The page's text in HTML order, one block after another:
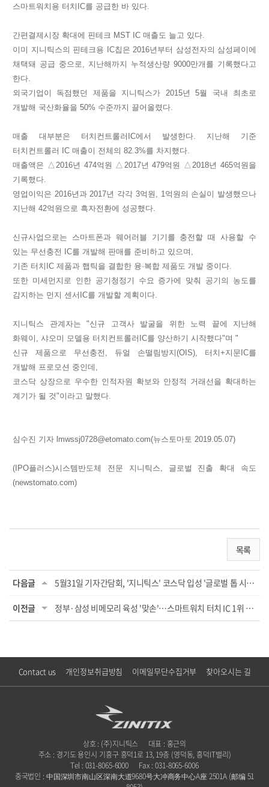
스마트워치용 터치IC를 공급한 바 있다.
간편결제시장 확대에 핀테크 MST IC 매출도 늘고 있다.
이미 지니틱스의 핀테크용 IC칩은 2016년부터 삼성전자의 삼성페이에
채택돼 공급 중으로, 지난해까지 누적생산량 9000만개를 기록했다고
한다.
외국기업이 독점했던 제품을 지니틱스가 2015년 5월 국내 최초로
개발해 국산화율을 50% 수준까지 끌어올렸다.
매출 대부분은 터치컨트롤러IC에서 발생한다. 지난해 기준
터치컨트롤러 IC 매출이 전체의 82.3%를 차지했다.
매출액은 △2016년 474억원 △2017년 479억원 △2018년 465억원을
기록했다.
영업이익은 2016년과 2017년 각각 3억원, 1억원의 손실이 발생했으나
지난해 42억원으로 흑자전환에 성공했다.
신규사업으로는 스마트폰과 웨어러블 기기를 충전할 때 사용할 수
있는 무선충전 IC를 개발해 판매를 준비하고 있으며,
기존 터치IC 제품과 햅틱을 결합한 융·복합 제품도 개발 중이다.
또한 미세먼지로 인한 공기청정기 수요 증가에 맞춰 공기의 농도를
감지하는 먼지 센서IC를 개발할 계획이다.
지니틱스 관계자는 "신규 고객사 발굴을 위한 노력 끝에 지난해
화웨이, 샤오미 모델용 터치컨트롤러IC를 양산하기 시작했다"며 "
신규 제품으로 무선충전, 듀얼 손떨림방지(OIS), 터치+지문IC를
개발해 프로모션 중인데,
코스닥 상장으로 우수한 인적자원 확보와 안정적 거래선을 확대하는
계기가 될 것"이라고 말했다.
심수진 기자 lmwssj0728@etomato.com(뉴스토마토 2019.05.07)
(IPO플러스)시스템반도체 전문 지니틱스, 글로벌 진출 확대 속도
(newstomato.com)
목록
다음글 5월31일 기자간담회, '지니틱스' 코스닥 입성 '글로벌 톱 시스템반도체 기업 도약'
이전글 정부·삼성 비메모리 육성 '맞손'…스마트워치 터치 IC 1위 지니틱스 주목
Contact us 개인정보취급방침 이메일무단수집거부 찾아오시는 길
상호 : (주)지니틱스
대표 : 홍근의
주소 : 경기도 용인시 기흥구 흥덕1로 13, 19층 (영덕동, 흥덕IT밸리)
Tel : 031-8065-6000
Fax : 031-8065-6006
중국법인 : 中国深圳市南山区深南大道9680号大冲商务中心A座 2501A (邮编 51